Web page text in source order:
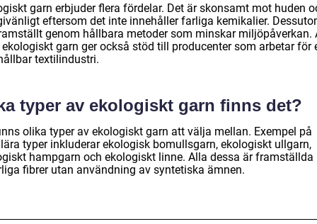
garn erbjuder flera fördelar. Det är skonsamt mot huden
eftersom det inte innehåller farliga kemikalier.
genom hållbara metoder som minskar miljöpåverkan.
garn ger också stöd till producenter som arbetar för
textilindustri.
typer av ekologiskt garn finns det?
olika typer av ekologiskt garn att välja mellan. Exempel på
typer inkluderar ekologisk bomullsgarn, ekologiskt ullgarn,
hampgarn och ekologiskt linne. Alla dessa är framställda
fibrer utan användning av syntetiska ämnen.